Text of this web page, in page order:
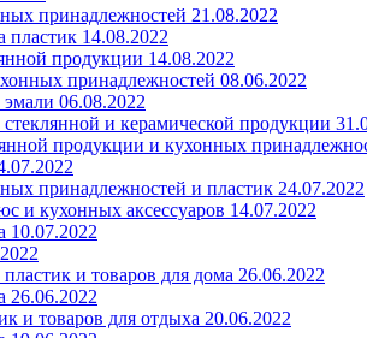
принадлежностей 21.08.2022
пластик 14.08.2022
продукции 14.08.2022
принадлежностей 08.06.2022
06.08.2022
и керамической продукции
продукции и кухонных
принадлежностей и пластик 24.07.2022
и кухонных аксессуаров 14.07.2022
10.07.2022
и товаров для дома 26.06.2022
26.06.2022
и товаров для отдыха 20.06.2022